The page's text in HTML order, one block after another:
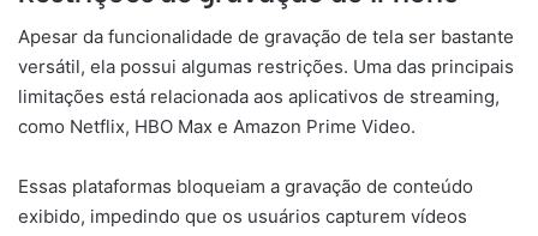
Apesar da funcionalidade de gravação de tela ser bastante
versátil, ela possui algumas restrições. Uma das principais
limitações está relacionada aos aplicativos de streaming,
como Netflix, HBO Max e Amazon Prime Video.
Essas plataformas bloqueiam a gravação de conteúdo
exibido, impedindo que os usuários capturem vídeos